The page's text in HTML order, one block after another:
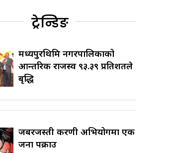
ट्रेन्डिङ
मध्यपुरथिमि नगरपालिकाको
आन्तरिक राजस्व ९३.३९ प्रतिशतले
बृद्धि
जबरजस्ती करणी अभियोगमा एक
जना पक्राउ